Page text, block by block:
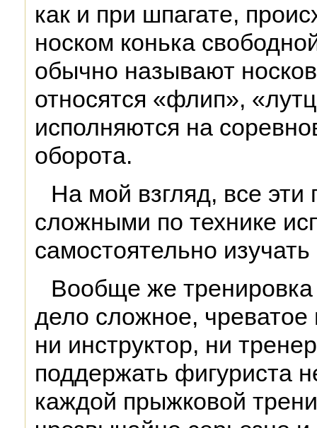
как и при шпагате,
носком конька
обычно называют
относятся «флип»,
исполняются на
оборота.
На мой взгляд, все
сложными по технике
самостоятельно
Вообще же
дело сложное,
ни инструктор, ни
поддержать фигуриста
каждой прыжковой